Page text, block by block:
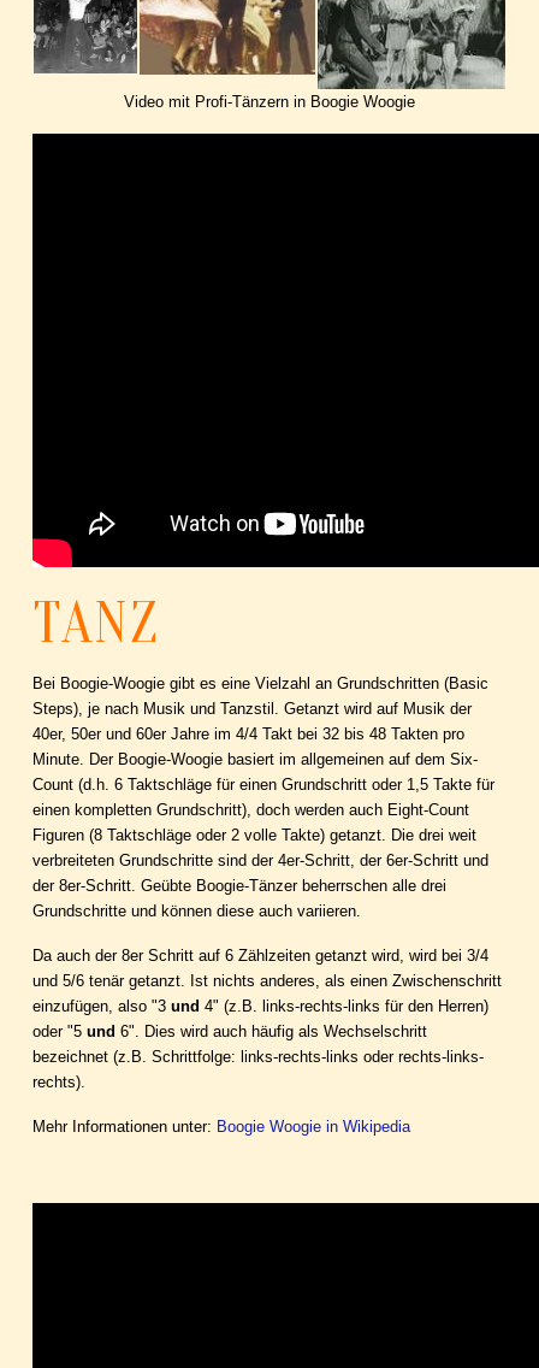
Video mit Profi-Tänzern in Boogie Woogie
TANZ
Bei Boogie-Woogie gibt es eine Vielzahl an Grundschritten (Basic
Steps), je nach Musik und Tanzstil. Getanzt wird auf Musik der
40er, 50er und 60er Jahre im 4/4 Takt bei 32 bis 48 Takten pro
Minute. Der Boogie-Woogie basiert im allgemeinen auf dem Six-
Count (d.h. 6 Taktschläge für einen Grundschritt oder 1,5 Takte für
einen kompletten Grundschritt), doch werden auch Eight-Count
Figuren (8 Taktschläge oder 2 volle Takte) getanzt. Die drei weit
verbreiteten Grundschritte sind der 4er-Schritt, der 6er-Schritt und
der 8er-Schritt. Geübte Boogie-Tänzer beherrschen alle drei
Grundschritte und können diese auch variieren.
Da auch der 8er Schritt auf 6 Zählzeiten getanzt wird, wird bei 3/4
und 5/6 tenär getanzt. Ist nichts anderes, als einen Zwischenschritt
einzufügen, also "3 und 4" (z.B. links-rechts-links für den Herren)
oder "5 und 6". Dies wird auch häufig als Wechselschritt
bezeichnet (z.B. Schrittfolge: links-rechts-links oder rechts-links-
rechts).
Mehr Informationen unter: Boogie Woogie in Wikipedia